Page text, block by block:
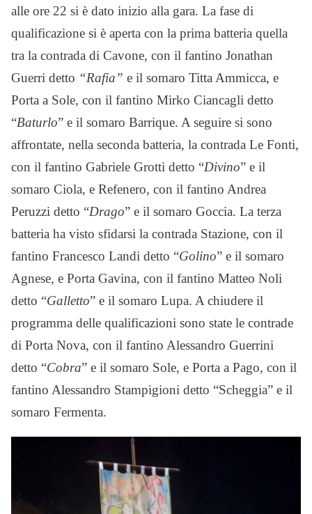
alle ore 22 si è dato inizio alla gara. La fase di
qualificazione si è aperta con la prima batteria quella
tra la contrada di Cavone, con il fantino Jonathan
Guerri detto “Rafia” e il somaro Titta Ammicca, e
Porta a Sole, con il fantino Mirko Ciancagli detto
“Baturlo” e il somaro Barrique. A seguire si sono
affrontate, nella seconda batteria, la contrada Le Fonti,
con il fantino Gabriele Grotti detto “Divino” e il
somaro Ciola, e Refenero, con il fantino Andrea
Peruzzi detto “Drago” e il somaro Goccia. La terza
batteria ha visto sfidarsi la contrada Stazione, con il
fantino Francesco Landi detto “Golino” e il somaro
Agnese, e Porta Gavina, con il fantino Matteo Noli
detto “Galletto” e il somaro Lupa. A chiudere il
programma delle qualificazioni sono state le contrade
di Porta Nova, con il fantino Alessandro Guerrini
detto “Cobra” e il somaro Sole, e Porta a Pago, con il
fantino Alessandro Stampigioni detto “Scheggia” e il
somaro Fermenta.